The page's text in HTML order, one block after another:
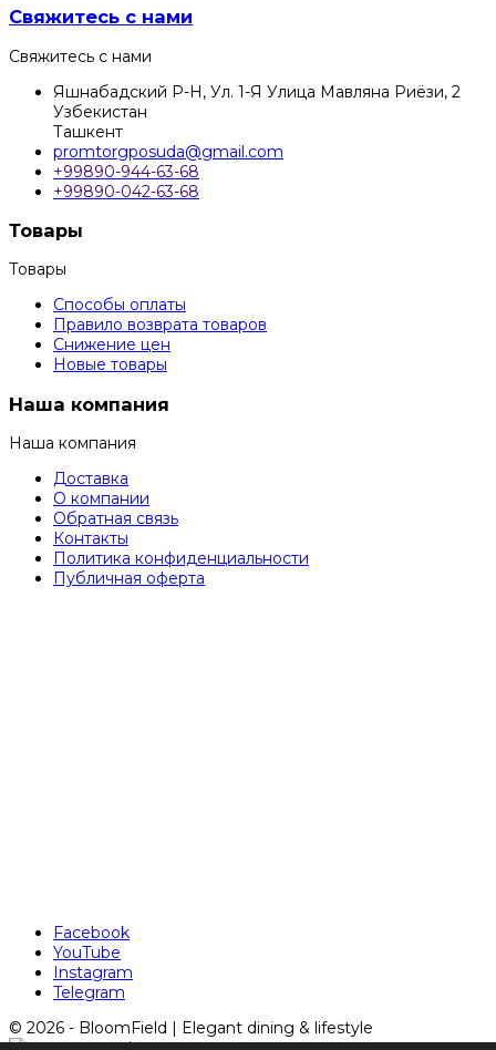
Свяжитесь с нами
Свяжитесь с нами
Яшнабадский Р-Н, Ул. 1-Я Улица Мавляна Риёзи, 2
Узбекистан
Ташкент
promtorgposuda@gmail.com
+99890-944-63-68
+99890-042-63-68
Товары
Товары
Способы оплаты
Правило возврата товаров
Снижение цен
Новые товары
Наша компания
Наша компания
Доставка
О компании
Обратная связь
Контакты
Политика конфиденциальности
Публичная оферта
Facebook
YouTube
Instagram
Telegram
© 2026 - BloomField | Elegant dining & lifestyle